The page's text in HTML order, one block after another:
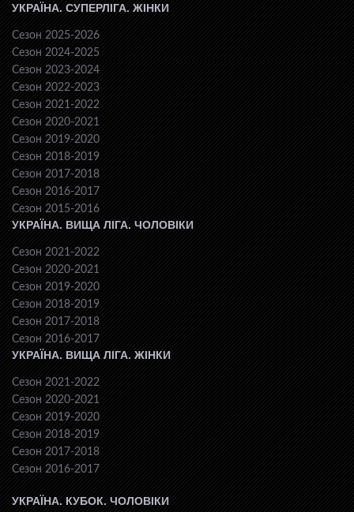
УКРАЇНА. СУПЕРЛІГА. ЖІНКИ
Сезон 2025-2026
Сезон 2024-2025
Сезон 2023-2024
Сезон 2022-2023
Сезон 2021-2022
Сезон 2020-2021
Сезон 2019-2020
Сезон 2018-2019
Сезон 2017-2018
Сезон 2016-2017
Сезон 2015-2016
УКРАЇНА. ВИЩА ЛІГА. ЧОЛОВІКИ
Сезон 2021-2022
Сезон 2020-2021
Сезон 2019-2020
Сезон 2018-2019
Сезон 2017-2018
Сезон 2016-2017
УКРАЇНА. ВИЩА ЛІГА. ЖІНКИ
Сезон 2021-2022
Сезон 2020-2021
Сезон 2019-2020
Сезон 2018-2019
Сезон 2017-2018
Сезон 2016-2017
УКРАЇНА. КУБОК. ЧОЛОВІКИ